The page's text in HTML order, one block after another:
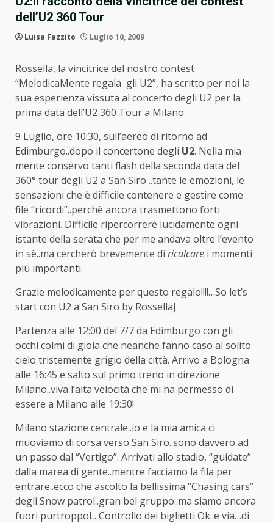
dell’U2 360 Tour
Luisa Fazzito Luglio 10, 2009
Rossella, la vincitrice del nostro contest
“MelodicaMente regala gli U2”, ha scritto per noi la
sua esperienza vissuta al concerto degli U2 per la
prima data dell’U2 360 Tour a Milano.
9 Luglio, ore 10:30, sull’aereo di ritorno ad
Edimburgo..dopo il concertone degli U2. Nella mia
mente conservo tanti flash della seconda data del
360° tour degli U2 a San Siro ..tante le emozioni, le
sensazioni che è difficile contenere e gestire come
file “ricordi”..perchè ancora trasmettono forti
vibrazioni. Difficile ripercorrere lucidamente ogni
istante della serata che per me andava oltre l’evento
in sè..ma cercherò brevemente di ricalcare i momenti
più importanti.
Grazie melodicamente per questo regalo!!!!…So let’s
start con U2 a San Siro by RossellaJ
Partenza alle 12:00 del 7/7 da Edimburgo con gli
occhi colmi di gioia che neanche fanno caso al solito
cielo tristemente grigio della città. Arrivo a Bologna
alle 16:45 e salto sul primo treno in direzione
Milano..viva l’alta velocità che mi ha permesso di
essere a Milano alle 19:30!
Milano stazione centrale..io e la mia amica ci
muoviamo di corsa verso San Siro..sono davvero ad
un passo dal “Vertigo”. Arrivati allo stadio, “guidate”
dalla marea di gente..mentre facciamo la fila per
entrare..ecco che ascolto la bellissima “Chasing cars”
degli Snow patrol..gran bel gruppo..ma siamo ancora
fuori purtroppoL. Controllo dei biglietti Ok..e via…di